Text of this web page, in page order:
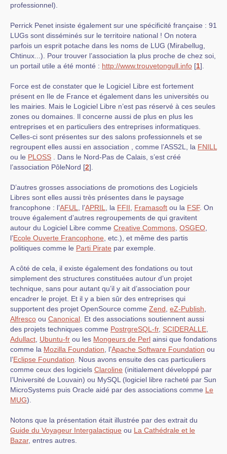
professionnel).
Perrick Penet insiste également sur une spécificité française : 91
LUGs sont disséminés sur le territoire national ! On notera
parfois un esprit potache dans les noms de LUG (Mirabellug,
Chtinux...). Pour trouver l’association la plus proche de chez soi,
un portail utile a été monté : http://www.trouvetongull.info [1]
Force est de constater que le Logiciel Libre est fortement
présent en Ile de France et également dans les universités ou
les mairies. Mais le Logiciel Libre n’est pas réservé à ces seules
zones ou domaines. Il concerne aussi de plus en plus les
entreprises et en particuliers des entreprises informatiques.
Celles-ci sont présentes sur des salons professionnels et se
regroupent elles aussi en association , comme l’ASS2L, la FNILL
ou le PLOSS . Dans le Nord-Pas de Calais, s’est créé
l’association PôleNord [2]
D’autres grosses associations de promotions des Logiciels
Libres sont elles aussi très présentes dans le paysage
francophone : l’AFUL , l’APRIL , la FFII Framasoft ou la FSF. On
trouve également d’autres regroupements de qui gravitent
autour du Logiciel Libre comme Creative Commons OSGEO
l’Ecole Ouverte Francophone , etc.), et même des partis
politiques comme le Parti Pirate par exemple.
A côté de cela, il existe également des fondations ou tout
simplement des structures constituées autour d’un projet
technique, sans pour autant qu’il y ait d’association pour
encadrer le projet. Et il y a bien sûr des entreprises qui
supportent des projet OpenSource comme Zend eZ-Publish
Alfresco ou Canonical . Et des associations soutiennent aussi
des projets techniques comme PostrgreSQL-fr, SCIDERALLE
Adullact Ubuntu-fr ou les Mongeurs de Perl ainsi que fondations
comme la Mozilla Foundation , l’Apache Software Foundation ou
l’Eclipse Foundation . Nous avons ensuite des cas particuliers
comme ceux des logiciels Claroline (initialement développé par
l’Université de Louvain) ou MySQL (logiciel libre racheté par Sun
MicroSystems puis Oracle aidé par des associations comme Le
MUG).
Notons que la présentation était illustrée par des extrait du
Guide du Voyageur Intergalactique ou La Cathédrale et le
Bazar, entres autres.